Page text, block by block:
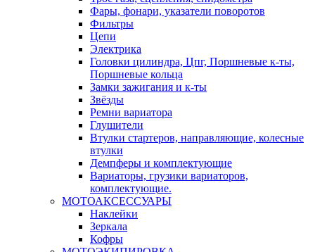
Фары, фонари, указатели поворотов
Фильтры
Цепи
Электрика
Головки цилиндра, Цпг, Поршневые к-ты,
Поршневые кольца
Замки зажигания и к-ты
Звёзды
Ремни вариатора
Глушители
Втулки стартеров, направляющие, колесные
втулки
Демпферы и комплектующие
Вариаторы, грузики вариаторов,
комплектующие.
МОТОАКСЕССУАРЫ
Наклейки
Зеркала
Кофры